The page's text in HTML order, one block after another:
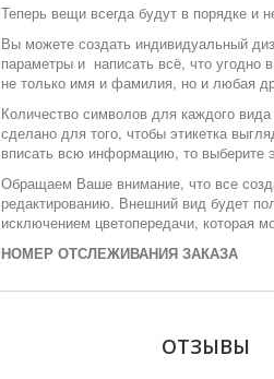
Теперь вещи всегда будут в порядке и
Вы можете создать индивидуальный
параметры и написать всё, что
не только имя и фамилия, но и любая
Количество символов для каждого
сделано для того, чтобы этикетка
вписать всю информацию, то выберите
Обращаем Ваше внимание, что все
редактированию. Внешний вид будет
исключением цветопередачи, которая
НОМЕР ОТСЛЕЖИВАНИЯ ЗАКАЗА
ОТЗЫВЫ